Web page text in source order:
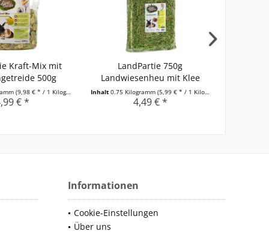
Kraft-Mix mit
500g
(9,98 € * / 1 Kilogramm)
€ *
LandPartie 750g
Landwiesenheu mit Klee
Inhalt 0.75 Kilogramm (5,99 € * / 1 Kilogramm)
4,49 € *
Informationen
Cookie-Einstellungen
Über uns